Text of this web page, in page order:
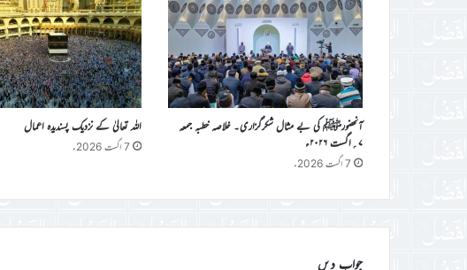
آنحضورﷺ کی بے مثال شکرگزاری۔ خلاصہ خطبہ جمعہ
۷؍اگست ۲۰۲۶ء
7 اگست 2026ء
اللہ تعالیٰ کے نزدیک پسندیدہ اعمال
7 اگست 2026ء
جواب دیں